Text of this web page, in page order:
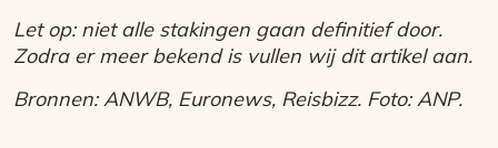
Let op: niet alle stakingen gaan definitief door.
Zodra er meer bekend is vullen wij dit artikel aan.
Bronnen: ANWB, Euronews, Reisbizz. Foto: ANP.